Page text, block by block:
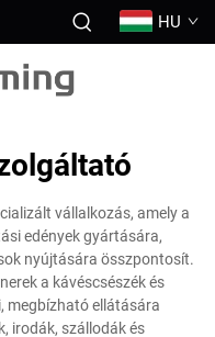
HU
vállalkozás, amely a
edények gyártására,
nyújtására összpontosít.
a kávéscsészék és
megbízható ellátására
irodák, szállodák és